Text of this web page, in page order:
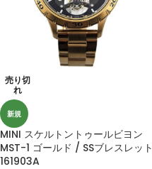
売り切
れ
新規
MINI スケルトントゥールビヨン
MST-1 ゴールド / SSブレスレット
161903A